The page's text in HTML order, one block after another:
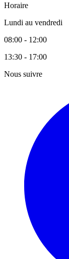
Horaire
Lundi au vendredi
08:00 - 12:00
13:30 - 17:00
Nous suivre